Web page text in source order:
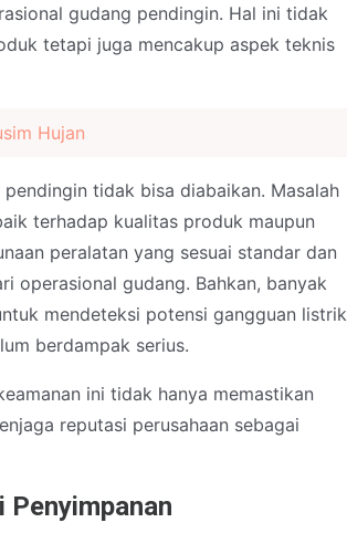
gudang pendingin. Hal ini tidak
tetapi juga mencakup aspek teknis
Hujan
tidak bisa diabaikan. Masalah
terhadap kualitas produk maupun
peralatan yang sesuai standar dan
operasional gudang. Bahkan, banyak
mendeteksi potensi gangguan listrik
berdampak serius.
ini tidak hanya memastikan
reputasi perusahaan sebagai